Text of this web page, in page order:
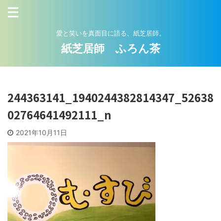
愛と笑いを真面目に語る、紙芝居師。
紙芝居師 ふろん茶
244363141_1940244382814347_52638
02764641492111_n
2021年10月11日